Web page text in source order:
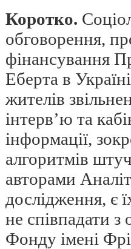
Коротко.
обговорення,
фінансування
Еберта в
жителів
інтерв’ю та
інформації,
алгоритмів
авторами
дослідження, є
не співпадати
Фонду імені